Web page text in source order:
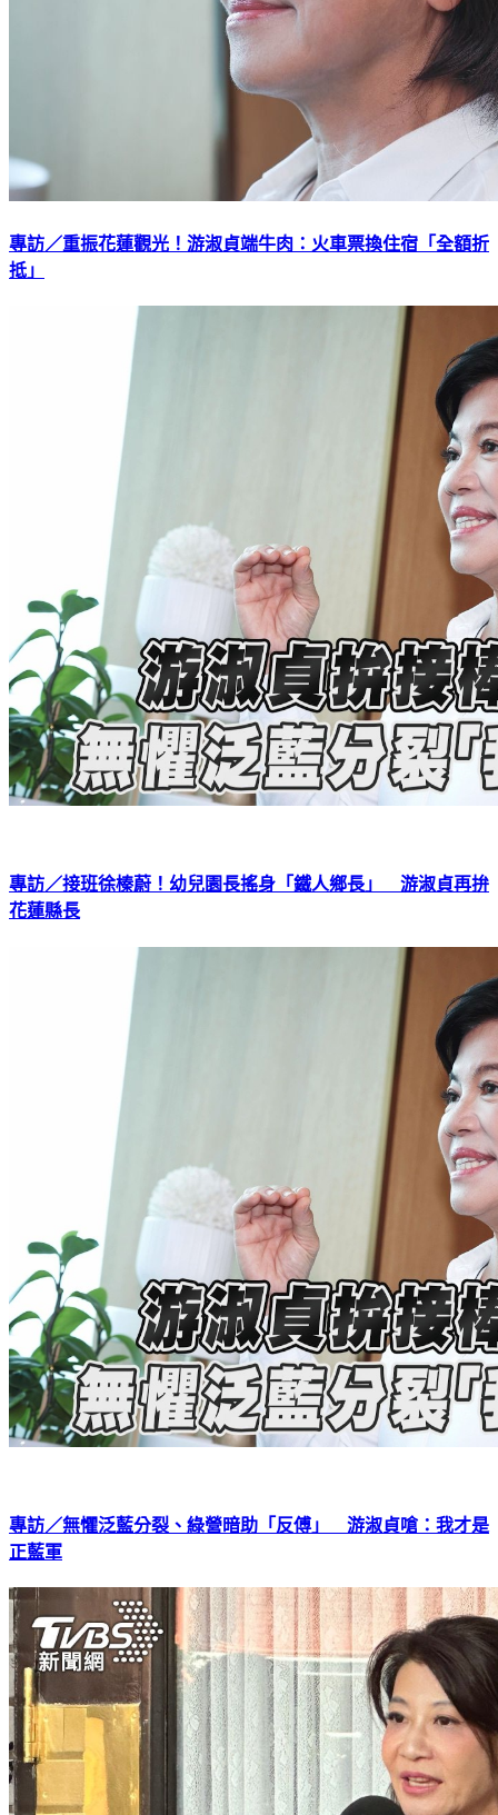
專訪／重振花蓮觀光！游淑貞端牛肉：火車票換住宿「全額折
抵」
專訪／接班徐榛蔚！幼兒園長搖身「鐵人鄉長」 游淑貞再拚
花蓮縣長
專訪／無懼泛藍分裂、綠營暗助「反傅」 游淑貞嗆：我才是
正藍軍